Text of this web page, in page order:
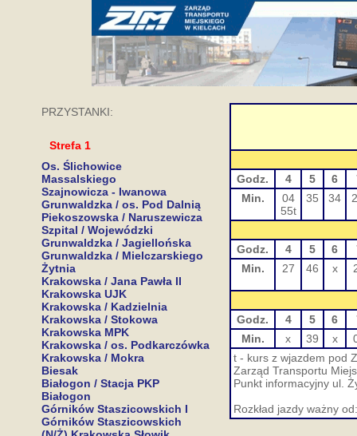
PRZYSTANKI:
Strefa 1
Os. Ślichowice
Massalskiego
Szajnowicza - Iwanowa
Grunwaldzka / os. Pod Dalnią
Piekoszowska / Naruszewicza
Szpital / Wojewódzki
Grunwaldzka / Jagiellońska
Grunwaldzka / Mielczarskiego
Żytnia
Krakowska / Jana Pawła II
Krakowska UJK
Krakowska / Kadzielnia
Krakowska / Stokowa
Krakowska MPK
Krakowska / os. Podkarczówka
Krakowska / Mokra
Biesak
Białogon / Stacja PKP
Białogon
Górników Staszicowskich I
Górników Staszicowskich
Godz. 4 5 6
Min.
04
55t
35 34
Godz. 4 5 6
Min.
27 46 x
Godz. 4 5 6
Min.
x 39 x
t - kurs z wjazdem pod
Zarząd Transportu
Punkt informacyjny ul.
Rozkład jazdy ważny